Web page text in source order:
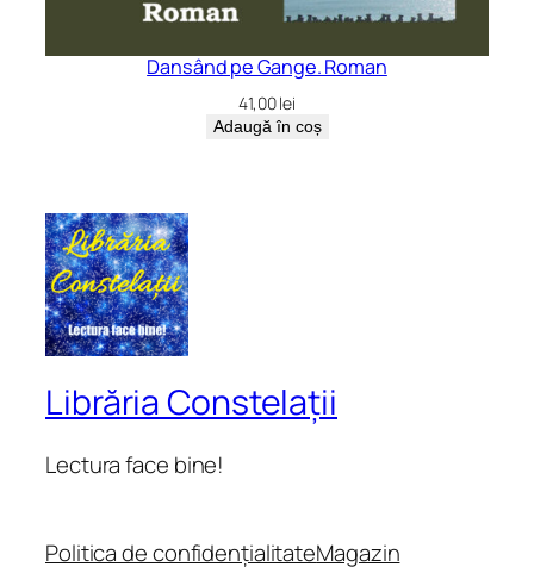
Dansând pe Gange. Roman
41,00lei
Adaugă în coș
Librăria Constelații
Lectura face bine!
Politica de confidențialitateMagazin